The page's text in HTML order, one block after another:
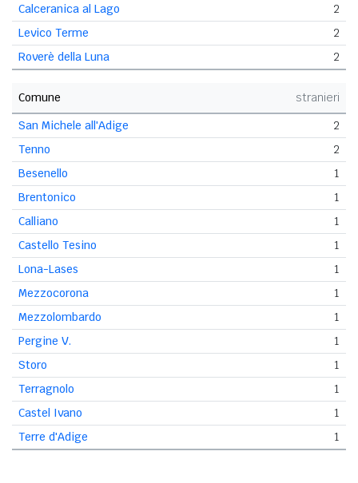
Calceranica al Lago
2
Levico Terme
2
Roverè della Luna
2
Comune
stranieri
San Michele all'Adige
2
Tenno
2
Besenello
1
Brentonico
1
Calliano
1
Castello Tesino
1
Lona-Lases
1
Mezzocorona
1
Mezzolombardo
1
Pergine V.
1
Storo
1
Terragnolo
1
Castel Ivano
1
Terre d'Adige
1